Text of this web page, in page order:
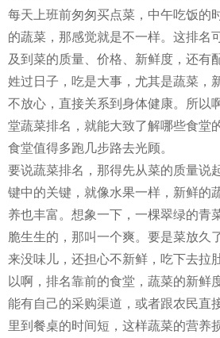
每天上班前匆匆买点菜，中午吃饭的
的蔬菜，那感觉就是不一样。这排名
及到菜的质量、价格、新鲜度，还有
姓过日子，吃是大事，尤其是蔬菜，
不放心，直接关系到身体健康。所以
堂蔬菜排名，就能大致了解哪些食堂
食堂值得多跑几步路去光顾。
要说蔬菜排名，那得先从菜的质量说
键中的关键，就像水果一样，新鲜的
养也丰富。想象一下，一棵翠绿的青
脆生生的，那叫一个爽。要是菜放久
来没味儿，还担心不新鲜，吃下去拉
以啊，排名靠前的食堂，蔬菜的新鲜
能有自己的采购渠道，或者跟农民直
里到餐桌的时间短，这样蔬菜的营养